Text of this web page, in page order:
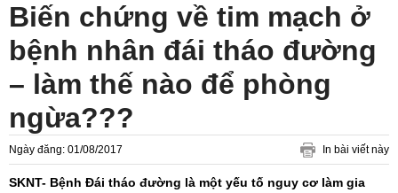
Biến chứng về tim mạch ở
bệnh nhân đái tháo đường
– làm thế nào để phòng
ngừa???
Ngày đăng: 01/08/2017 In bài viết này
SKNT- Bệnh Đái tháo đường là một yếu tố nguy cơ làm gia